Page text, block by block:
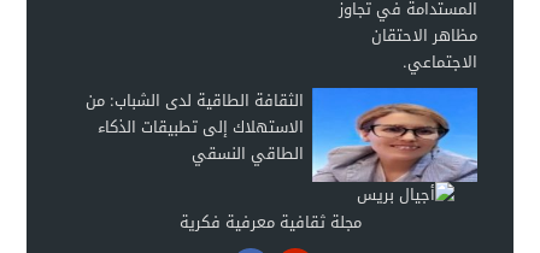
الثقافة الطاقية لدى الشباب: من
الاستهلاك إلى تطبيقات الذكاء
الطاقي النسقي
مجلة ثقافية معرفية فكرية